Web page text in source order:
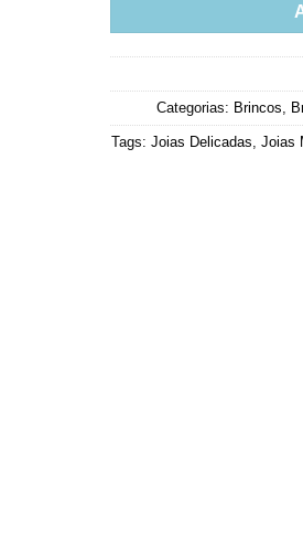
Categorias: Brincos
Tags: Joias Delicadas Joias